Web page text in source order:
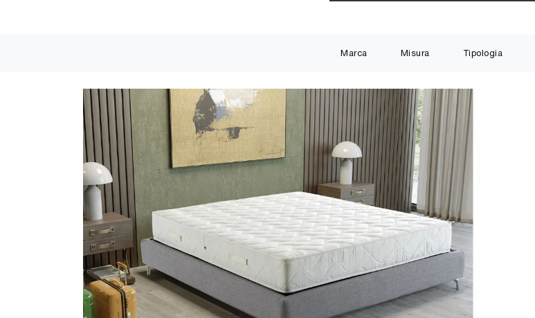
Marca Misura Tipologia